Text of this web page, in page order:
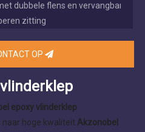
dubbele flens en vervangbare
zitting
OP
epoxy vlinderklep
naar hoge kwaliteit Akzonobel